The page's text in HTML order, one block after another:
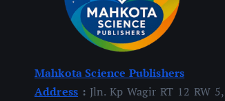
Mahkota Science Publishers
Address : Jln. Kp Wagir RT 12 RW 5,